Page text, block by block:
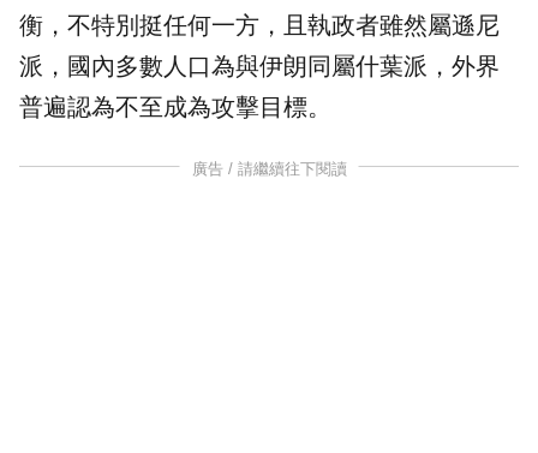
衡，不特別挺任何一方，且執政者雖然屬遜尼
派，國內多數人口為與伊朗同屬什葉派，外界
普遍認為不至成為攻擊目標。
廣告 / 請繼續往下閱讀